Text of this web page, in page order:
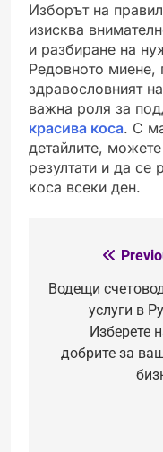
Изборът на
изисква
и разбиране на
Редовното миене,
здравословният
важна роля за
красива коса. С
детайлите,
резултати и да се
коса всеки ден.
navigation
Водещи
услуги в
Изберете
добрите за